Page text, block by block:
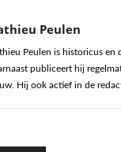
Peulen
Peulen is historicus en
publiceert hij
Hij ook actief in de